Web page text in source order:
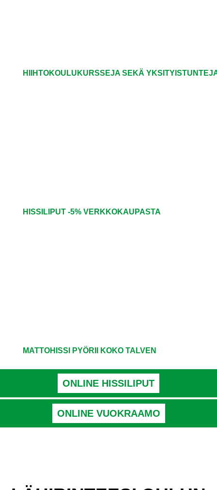
HIIHTOKOULUKURSSEJA SEKÄ
HISSILIPUT -5% VERKKOKAUPASTA
MATTOHISSI PYÖRII KOKO TALVEN
ONLINE HISSILIPUT
ONLINE VUOKRAAMO